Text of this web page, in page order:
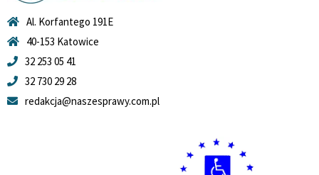
Al. Korfantego 191E
40-153 Katowice
32 253 05 41
32 730 29 28
redakcja@naszesprawy.com.pl